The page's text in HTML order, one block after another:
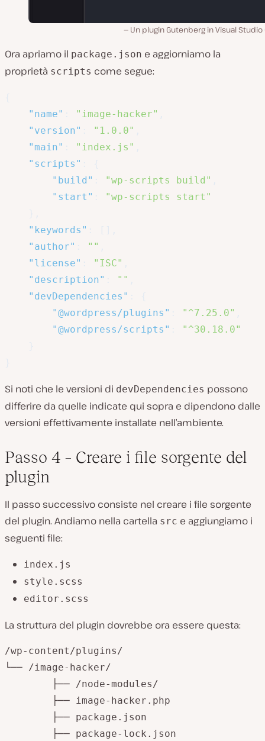
Un plugin Gutenberg in Visual Studio
Ora apriamo il package.json e aggiorniamo la
proprietà scripts come segue:
"name"
"image-hacker"
"version"
"1.0.0"
"main"
"index.js"
"scripts"
"build"
"wp-scripts build"
"start"
"wp-scripts start"
"keywords"
"author"
""
"license"
"ISC"
"description"
""
"devDependencies"
"@wordpress/plugins"
"^7.25.0"
"@wordpress/scripts"
"^30.18.0"
Si noti che le versioni di devDependencies possono
differire da quelle indicate qui sopra e dipendono dalle
versioni effettivamente installate nell’ambiente.
Passo 4 – Creare i file sorgente del
plugin
Il passo successivo consiste nel creare i file sorgente
del plugin. Andiamo nella cartella src e aggiungiamo i
seguenti file:
index.js
style.scss
editor.scss
La struttura del plugin dovrebbe ora essere questa:
/wp-content/plugins/
└── /image-hacker/